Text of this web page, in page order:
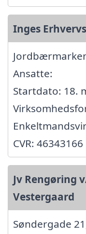
Inges
Ansatte:
Startdato: 18.
CVR: 46343166
Jv Rengøring
Vestergaard
Søndergade